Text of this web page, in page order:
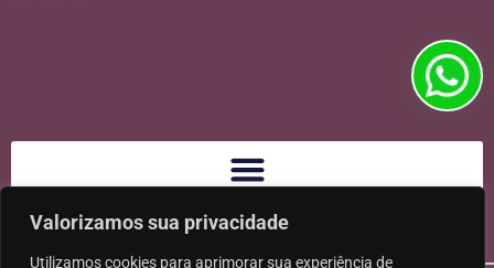
Valorizamos sua privacidade
Utilizamos cookies para aprimorar sua experiência de